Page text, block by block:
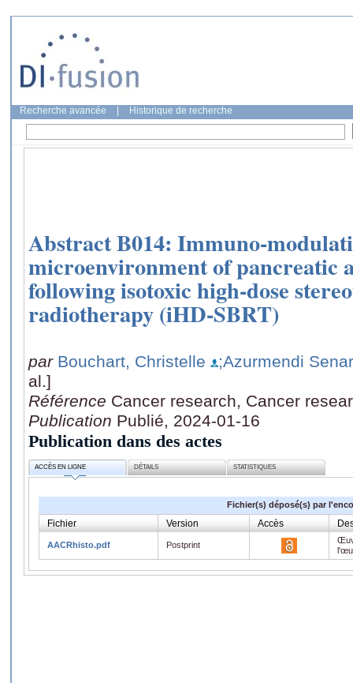
Recherche avancée Historique de recherche
Abstract B014: Immuno-
microenvironment of pancreatic
following isotoxic high-dose
radiotherapy (iHD-SBRT)
par Bouchart, Christelle
;Azurmendi
al.]
Référence Cancer research, Cancer
Publication Publié, 2024-01-16
Publication dans des actes
ACCÈS EN LIGNE DÉTAILS STATISTIQUES
Fichier(s) déposé(s) par
Fichier Version Accès
AACRhisto.pdf Postprint